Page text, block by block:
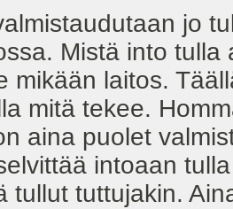
jo
Mistä into
mikään laitos.
mitä tekee.
aina puolet
intoaan
tullut tuttujakin.